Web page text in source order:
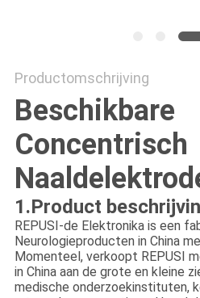
Productomschrijving
Beschikbare
Concentrisch
1.Product
REPUSI-de Elektronika is een
Neurologieproducten in China
Momenteel, verkoopt REPUSI
in China aan de grote en kleine
medische onderzoekinstituten,